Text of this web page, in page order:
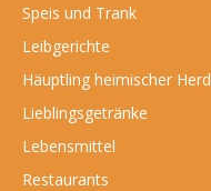
Speis und Trank
Leibgerichte
Häuptling heimischer Herd
Lieblingsgetränke
Lebensmittel
Restaurants